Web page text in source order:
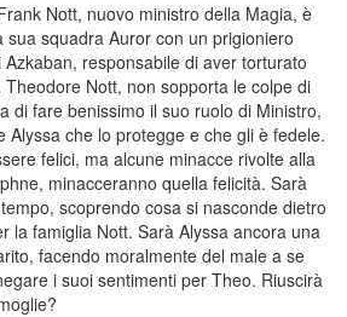
Nott, nuovo ministro della Magia, è
sua squadra Auror con un prigioniero
responsabile di aver torturato
Nott, non sopporta le colpe di
di fare benissimo il suo ruolo di Ministro,
Alyssa che lo protegge e che gli è fedele.
felici, ma alcune minacce rivolte alla
minacceranno quella felicità. Sarà
scoprendo cosa si nasconde dietro
la famiglia Nott. Sarà Alyssa ancora una
facendo moralmente del male a se
i suoi sentimenti per Theo. Riuscirà